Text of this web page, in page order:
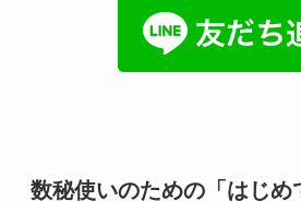
数秘使いのための「はじめ